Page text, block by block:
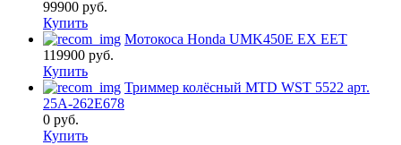
99900 руб.
Купить
Мотокоса Honda UMK450E EX EET
119900 руб.
Купить
Триммер колёсный MTD WST 5522 арт.
25A-262E678
0 руб.
Купить